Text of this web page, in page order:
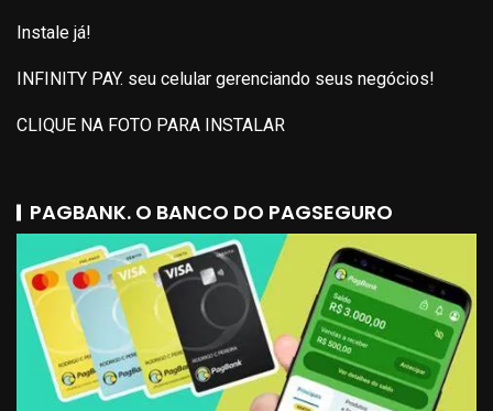
Instale já!
INFINITY PAY. seu celular gerenciando seus negócios!
CLIQUE NA FOTO PARA INSTALAR
PAGBANK. O BANCO DO PAGSEGURO